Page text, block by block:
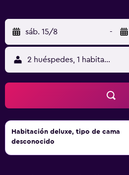
sáb. 15/8 -
2 huéspedes, 1 habitación
Habitación deluxe, tipo de cama
desconocido